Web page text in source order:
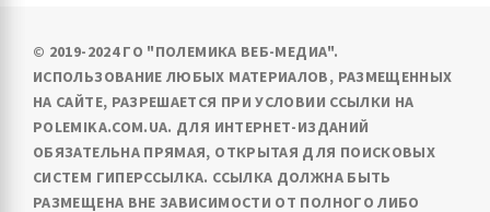
© 2019-2024 ГО "ПОЛЕМИКА ВЕБ-МЕДИА".
ИСПОЛЬЗОВАНИЕ ЛЮБЫХ МАТЕРИАЛОВ, РАЗМЕЩЕННЫХ
НА САЙТЕ, РАЗРЕШАЕТСЯ ПРИ УСЛОВИИ ССЫЛКИ НА
POLEMIKA.COM.UA. ДЛЯ ИНТЕРНЕТ-ИЗДАНИЙ
ОБЯЗАТЕЛЬНА ПРЯМАЯ, ОТКРЫТАЯ ДЛЯ ПОИСКОВЫХ
СИСТЕМ ГИПЕРССЫЛКА. ССЫЛКА ДОЛЖНА БЫТЬ
РАЗМЕЩЕНА ВНЕ ЗАВИСИМОСТИ ОТ ПОЛНОГО ЛИБО